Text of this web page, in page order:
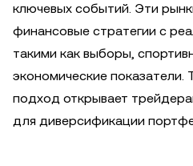
ключевых событий. Эти
финансовые стратегии с
такими как выборы,
экономические показатели.
подход открывает
для диверсификации